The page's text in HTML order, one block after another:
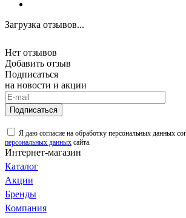
Загрузка отзывов...
Нет отзывов
Добавить отзыв
Подписаться
на новости и акции
Подписаться
Я даю согласие на обработку персональных данных
персональных данных сайта.
Интернет-магазин
Каталог
Акции
Бренды
Компания